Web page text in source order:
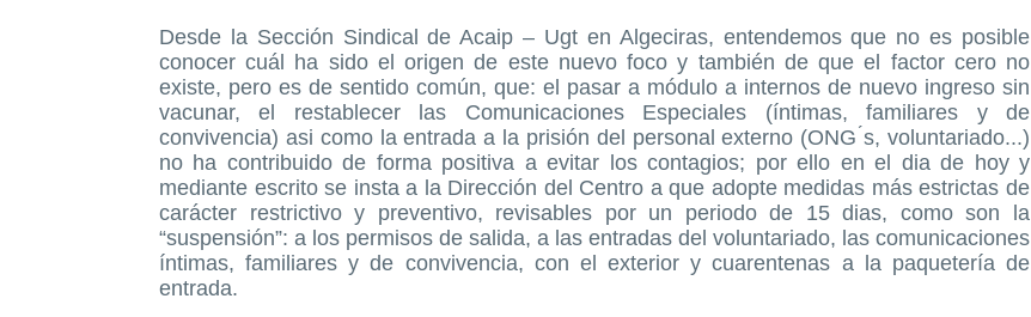
Desde la Sección Sindical de Acaip – Ugt en Algeciras, entendemos que no es posible
conocer cuál ha sido el origen de este nuevo foco y también de que el factor cero no
existe, pero es de sentido común, que: el pasar a módulo a internos de nuevo ingreso sin
vacunar, el restablecer las Comunicaciones Especiales (íntimas, familiares y de
convivencia) asi como la entrada a la prisión del personal externo (ONG ́s, voluntariado...)
no ha contribuido de forma positiva a evitar los contagios; por ello en el dia de hoy y
mediante escrito se insta a la Dirección del Centro a que adopte medidas más estrictas de
carácter restrictivo y preventivo, revisables por un periodo de 15 dias, como son la
“suspensión”: a los permisos de salida, a las entradas del voluntariado, las comunicaciones
íntimas, familiares y de convivencia, con el exterior y cuarentenas a la paquetería de
entrada.